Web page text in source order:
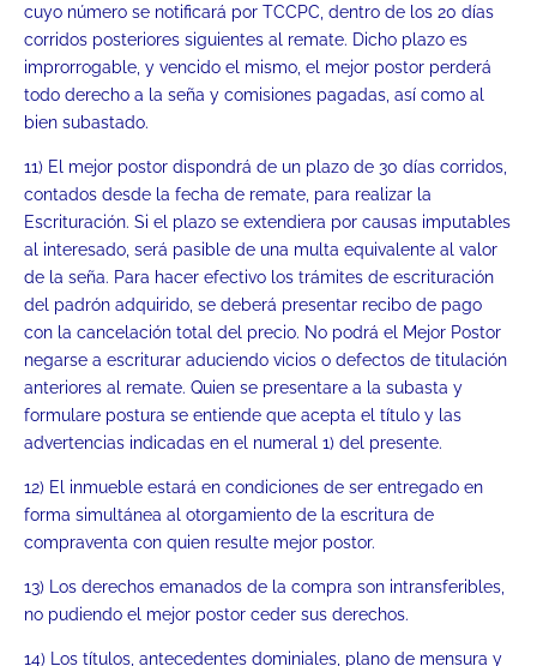
cuyo número se notificará por TCCPC, dentro de los 20 días
corridos posteriores siguientes al remate. Dicho plazo es
improrrogable, y vencido el mismo, el mejor postor perderá
todo derecho a la seña y comisiones pagadas, así como al
bien subastado.
11) El mejor postor dispondrá de un plazo de 30 días corridos,
contados desde la fecha de remate, para realizar la
Escrituración. Si el plazo se extendiera por causas imputables
al interesado, será pasible de una multa equivalente al valor
de la seña. Para hacer efectivo los trámites de escrituración
del padrón adquirido, se deberá presentar recibo de pago
con la cancelación total del precio. No podrá el Mejor Postor
negarse a escriturar aduciendo vicios o defectos de titulación
anteriores al remate. Quien se presentare a la subasta y
formulare postura se entiende que acepta el título y las
advertencias indicadas en el numeral 1) del presente.
12) El inmueble estará en condiciones de ser entregado en
forma simultánea al otorgamiento de la escritura de
compraventa con quien resulte mejor postor.
13) Los derechos emanados de la compra son intransferibles,
no pudiendo el mejor postor ceder sus derechos.
14) Los títulos, antecedentes dominiales, plano de mensura y